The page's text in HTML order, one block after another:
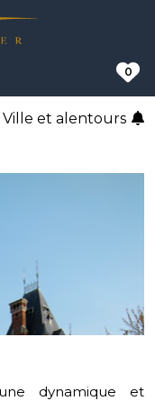
0
Ville et alentours
dynamique et